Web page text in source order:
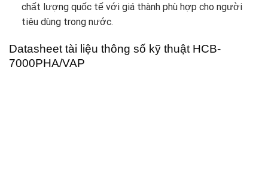
chất lượng quốc tế với giá thành phù hợp cho người
tiêu dùng trong nước.
Datasheet tài liệu thông số kỹ thuật HCB-
7000PHA/VAP